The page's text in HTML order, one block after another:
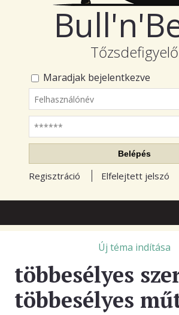
Tőzsdefigyelő
Maradjak bejelentkezve
Felhasználónév
Jelszó
Belépés
Regisztráció Elfelejtett jelszó
TŐZSDE FÓRUM
TUDÁSTÁR
Új téma indítása
többesélyes
többesélyes